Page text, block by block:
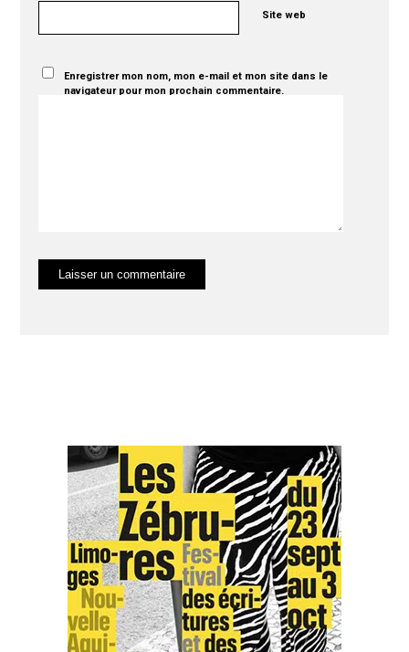
Site web
Enregistrer mon nom, mon e-mail et mon site dans le
navigateur pour mon prochain commentaire.